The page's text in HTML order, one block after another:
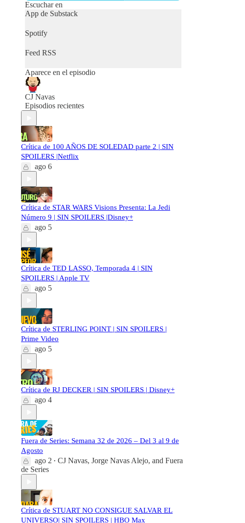
Escuchar en
App de Substack
Spotify
Feed RSS
Aparece en el episodio
CJ Navas
Episodios recientes
Crítica de 100 AÑOS DE SOLEDAD parte 2 | SIN
SPOILERS |Netflix
ago 6
Crítica de STAR WARS Visions Presenta: La Jedi
Número 9 | SIN SPOILERS |Disney+
ago 5
Crítica de TED LASSO, Temporada 4 | SIN
SPOILERS | Apple TV
ago 5
Crítica de STERLING POINT | SIN SPOILERS |
Prime Video
ago 5
Crítica de RJ DECKER | SIN SPOILERS | Disney+
ago 4
Fuera de Series: Semana 32 de 2026 – Del 3 al 9 de
Agosto
ago 2 • CJ Navas, Jorge Navas Alejo, and Fuera
de Series
Crítica de STUART NO CONSIGUE SALVAR EL
UNIVERSO| SIN SPOILERS | HBO Max